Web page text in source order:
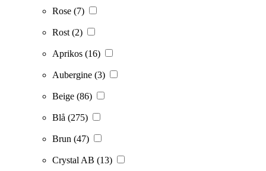
Rose (7)
Rost (2)
Aprikos (16)
Aubergine (3)
Beige (86)
Blå (275)
Brun (47)
Crystal AB (13)